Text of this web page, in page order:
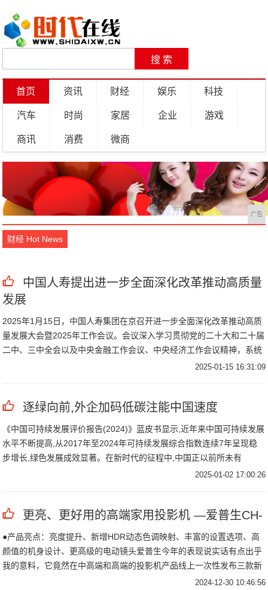
首页 资讯 财经 娱乐 科技
汽车 时尚 家居 企业 游戏
商讯 消费 微商
广告
财经 Hot News
中国人寿提出进一步全面深化改革推动高质量
发展
2025年1月15日，中国人寿集团在京召开进一步全面深化改革推动高质
量发展大会暨2025年工作会议。会议深入学习贯彻党的二十大和二十届
二中、三中全会以及中央金融工作会议、中央经济工作会议精神，系统
2025-01-15 16:31:09
逐绿向前,外企加码低碳注能中国速度
《中国可持续发展评价报告(2024)》蓝皮书显示,近年来中国可持续发展
水平不断提高,从2017年至2024年可持续发展综合指数连续7年呈现稳
步增长,绿色发展成效显著。在新时代的征程中,中国正以前所未有
2025-01-02 17:00:26
更亮、更好用的高端家用投影机 —爱普生CH-
●产品亮点：亮度提升、新增HDR动态色调映射、丰富的设置选项、高
颜值的机身设计、更高级的电动镜头爱普生今年的表现说实话有点出乎
我的意料，它竟然在中高端和高端的投影机产品线上一次性发布三款新
2024-12-30 10:46:56